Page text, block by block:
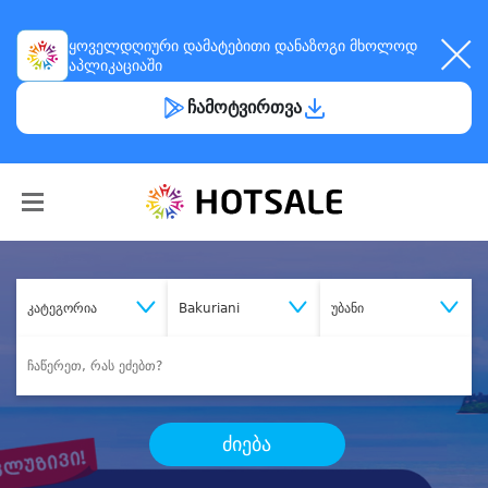
ყოველდღიური დამატებითი დანაზოგი მხოლოდ
აპლიკაციაში
ჩამოტვირთვა
კატეგორია Bakuriani უბანი
ძიება